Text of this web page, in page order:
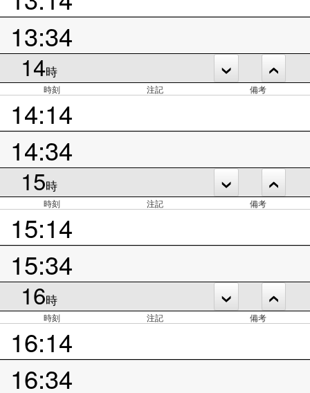
13:34
14時
時刻 注記 備考
14:14
14:34
15時
時刻 注記 備考
15:14
15:34
16時
時刻 注記 備考
16:14
16:34